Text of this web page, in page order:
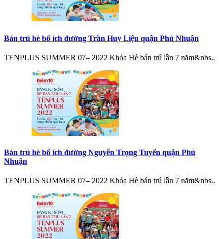
Bán trú hè bổ ích đường Trần Huy Liệu quận Phú Nhuận
TENPLUS SUMMER 07– 2022 Khóa Hè bán trú lần 7 năm&nbs..
Bán trú hè bổ ích đường Nguyễn Trọng Tuyển quận Phú
Nhuận
TENPLUS SUMMER 07– 2022 Khóa Hè bán trú lần 7 năm&nbs..